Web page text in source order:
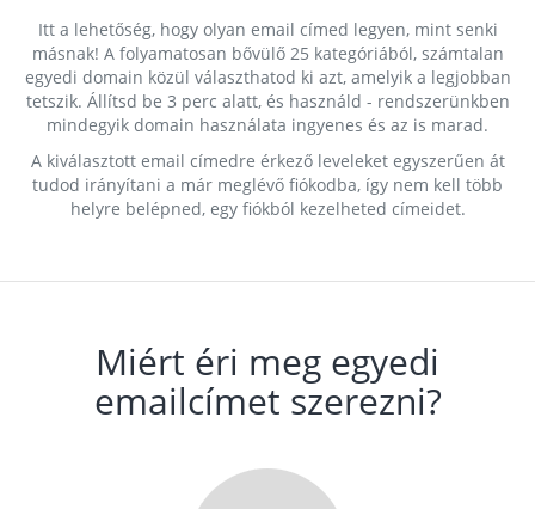
Itt a lehetőség, hogy olyan email címed legyen, mint senki
másnak! A folyamatosan bővülő 25 kategóriából, számtalan
egyedi domain közül választhatod ki azt, amelyik a legjobban
tetszik. Állítsd be 3 perc alatt, és használd - rendszerünkben
mindegyik domain használata ingyenes és az is marad.
A kiválasztott email címedre érkező leveleket egyszerűen át
tudod irányítani a már meglévő fiókodba, így nem kell több
helyre belépned, egy fiókból kezelheted címeidet.
Miért éri meg egyedi
emailcímet szerezni?